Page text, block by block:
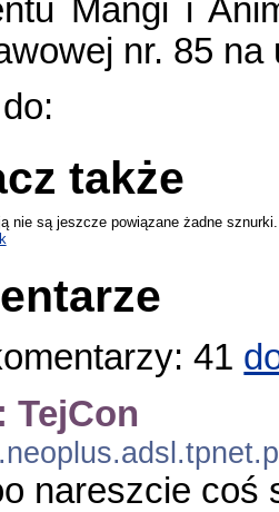
Mangi i
nr. 85
także
nie są jeszcze powiązane żadne sznurki.
41
TejCon
nareszcie coś